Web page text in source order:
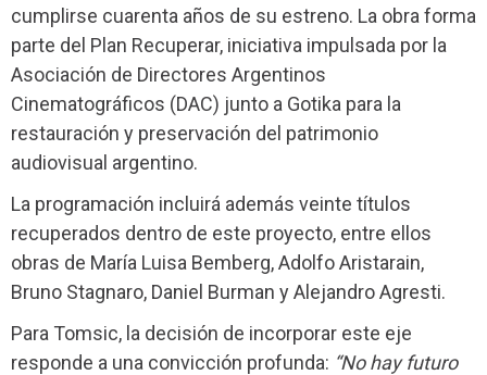
cumplirse cuarenta años de su estreno. La obra forma
parte del Plan Recuperar, iniciativa impulsada por la
Asociación de Directores Argentinos
Cinematográficos (DAC) junto a Gotika para la
restauración y preservación del patrimonio
audiovisual argentino.
La programación incluirá además veinte títulos
recuperados dentro de este proyecto, entre ellos
obras de María Luisa Bemberg, Adolfo Aristarain,
Bruno Stagnaro, Daniel Burman y Alejandro Agresti.
Para Tomsic, la decisión de incorporar este eje
responde a una convicción profunda: “No hay futuro